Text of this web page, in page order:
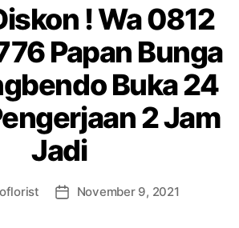
! Wa 0812
Papan Bunga
Buka 24
2 Jam
Jadi
November 9, 2021